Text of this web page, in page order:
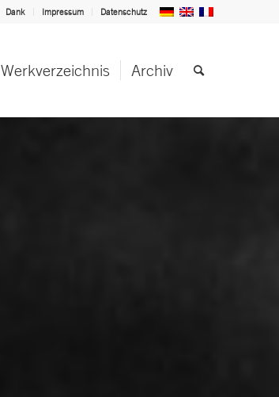
Dank Impressum Datenschutz
Werkverzeichnis Archiv